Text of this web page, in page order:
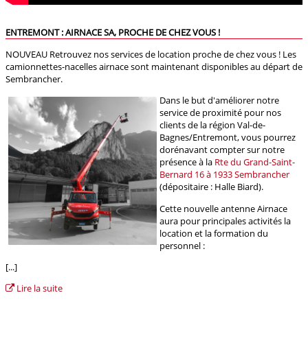
ENTREMONT : AIRNACE SA, PROCHE DE CHEZ VOUS !
NOUVEAU Retrouvez nos services de location proche de chez vous ! Les
camionnettes-nacelles airnace sont maintenant disponibles au départ de
Sembrancher.
Dans le but d'améliorer notre
service de proximité pour nos
clients de la région Val-de-
Bagnes/Entremont, vous pourrez
dorénavant compter sur notre
présence à la Rte du Grand-Saint-
Bernard 16 à 1933 Sembrancher
(dépositaire : Halle Biard).
Cette nouvelle antenne Airnace
aura pour principales activités la
location et la formation du
personnel :
[...]
Lire la suite